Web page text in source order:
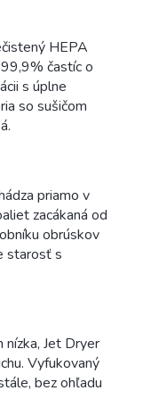
HEPA
častíc o
s úplne
so sušičom
priamo v
zacákaná od
obrúskov
starosť s
Jet Dryer
Vyfukovaný
bez ohľadu